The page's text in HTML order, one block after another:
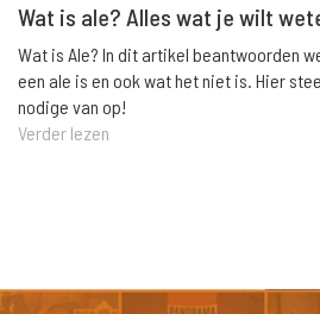
Wat is ale? Alles wat je wilt
Wat is Ale? In dit artikel beantwoorden
een ale is en ook wat het niet is. Hier
nodige van op!
Verder lezen